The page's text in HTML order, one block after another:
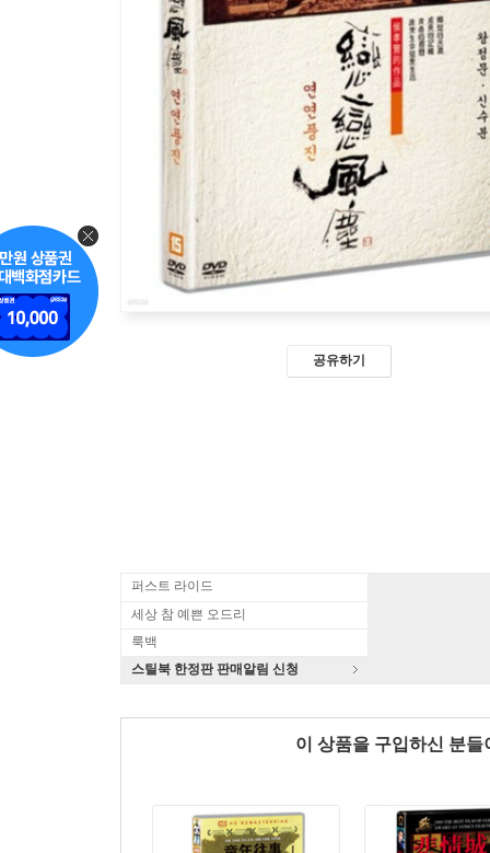
공유하기
퍼스트 라이드
세상 참 예쁜 오드리
룩백
스틸북 한정판 판매알림 신청
이 상품을 구입하신 분